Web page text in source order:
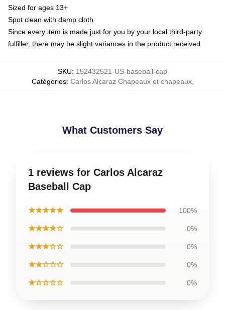
Sized for ages 13+
Spot clean with damp cloth
Since every item is made just for you by your local third-party
fulfiller, there may be slight variances in the product received
SKU: 152432521-US-baseball-cap
Catégories: Carlos Alcaraz Chapeaux et chapeaux,
What Customers Say
1 reviews for Carlos Alcaraz
Baseball Cap
★★★★★ 100%
★★★★☆ 0%
★★★☆☆ 0%
★★☆☆☆ 0%
★☆☆☆☆ 0%